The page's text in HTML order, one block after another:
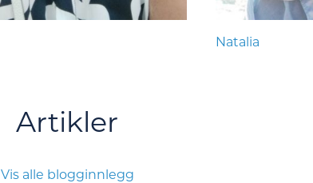
Natalia
Artikler
Vis alle blogginnlegg